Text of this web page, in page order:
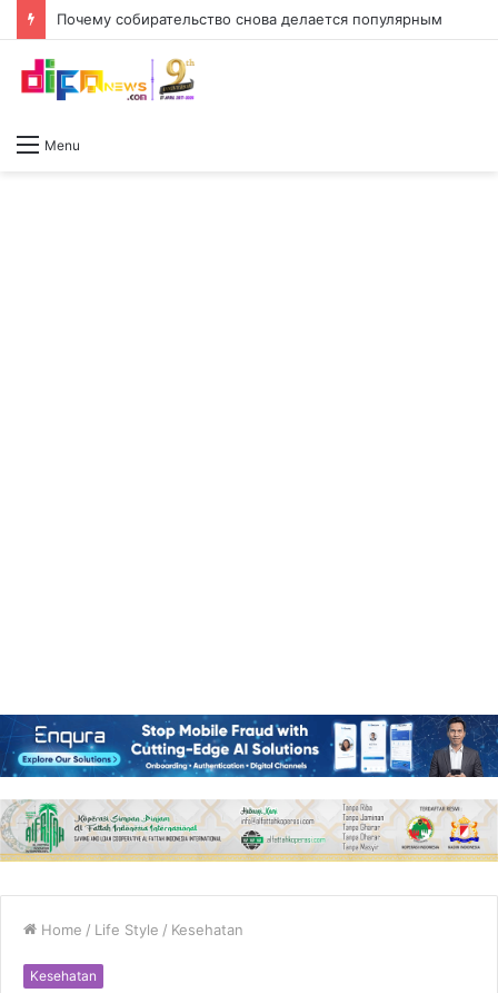
Почему собирательство снова делается популярным
Menu
Home / Life Style / Kesehatan
Kesehatan